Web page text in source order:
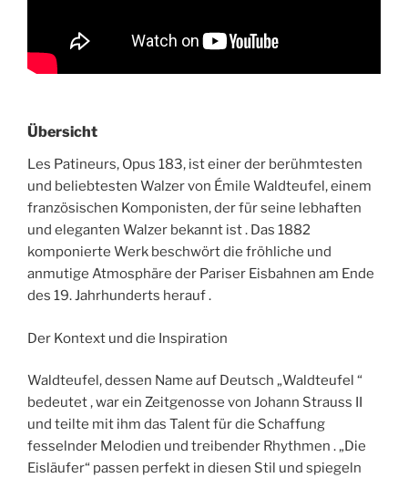
Übersicht
Les Patineurs, Opus 183, ist einer der berühmtesten
und beliebtesten Walzer von Émile Waldteufel, einem
französischen Komponisten, der für seine lebhaften
und eleganten Walzer bekannt ist . Das 1882
komponierte Werk beschwört die fröhliche und
anmutige Atmosphäre der Pariser Eisbahnen am Ende
des 19. Jahrhunderts herauf .
Der Kontext und die Inspiration
Waldteufel, dessen Name auf Deutsch „Waldteufel “
bedeutet , war ein Zeitgenosse von Johann Strauss II
und teilte mit ihm das Talent für die Schaffung
fesselnder Melodien und treibender Rhythmen . „Die
Eisläufer“ passen perfekt in diesen Stil und spiegeln